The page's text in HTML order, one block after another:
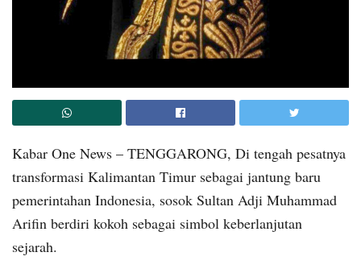
Kabar One News – TENGGARONG, Di tengah pesatnya
transformasi Kalimantan Timur sebagai jantung baru
pemerintahan Indonesia, sosok Sultan Adji Muhammad
Arifin berdiri kokoh sebagai simbol keberlanjutan
sejarah.